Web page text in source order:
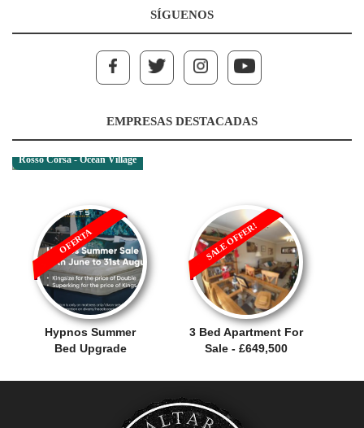
SÍGUENOS
EMPRESAS DESTACADAS
Rosso Corsa - Ocean Village
Hypnos Summer
Bed Upgrade
OFERTA
3 Bed Apartment For
Sale - £649,500
SALE OFFER!